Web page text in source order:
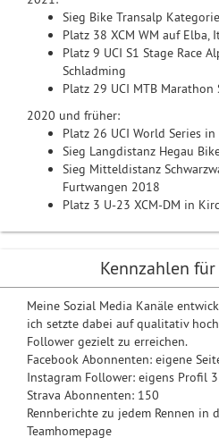
Sieg Bike Transalp
Platz 38 XCM WM auf Elba,
Platz 9 UCI S1 Stage Race
Schladming
Platz 29 UCI MTB Marathon
2020 und früher:
Platz 26 UCI World Series
Sieg Langdistanz Hegau
Sieg Mitteldistanz
Furtwangen 2018
Platz 3 U-23 XCM-DM in
Kennzahlen
Meine Sozial Media Kanäle
ich setzte dabei auf qualitativ
Follower gezielt zu erreichen.
Facebook Abonnenten: eigene
Instagram Follower: eigens Profil
Strava Abonnenten: 150
Rennberichte zu jedem Rennen in
Teamhomepage